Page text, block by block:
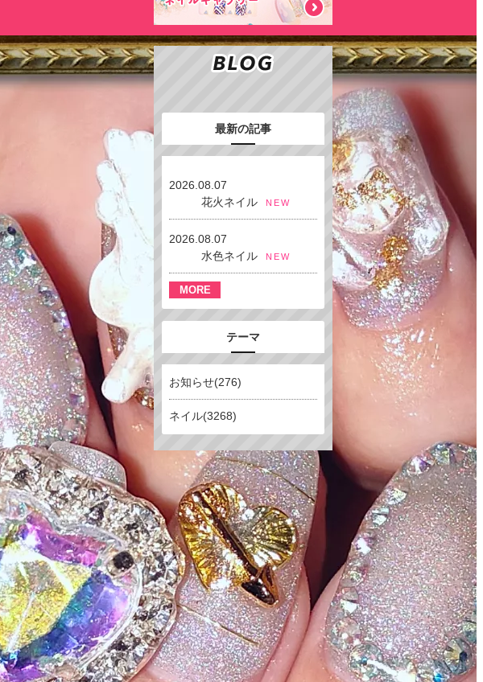
最新の記事
2026.08.07
花火ネイル
NEW
2026.08.07
水色ネイル
NEW
MORE
テーマ
お知らせ(276)
ネイル(3268)
トップ
コンセプト
メニュー
ネイルギャラリー
ブログ
ご予約
商品紹介
よくある質問
お知らせ
サロン紹介
サイトマップ